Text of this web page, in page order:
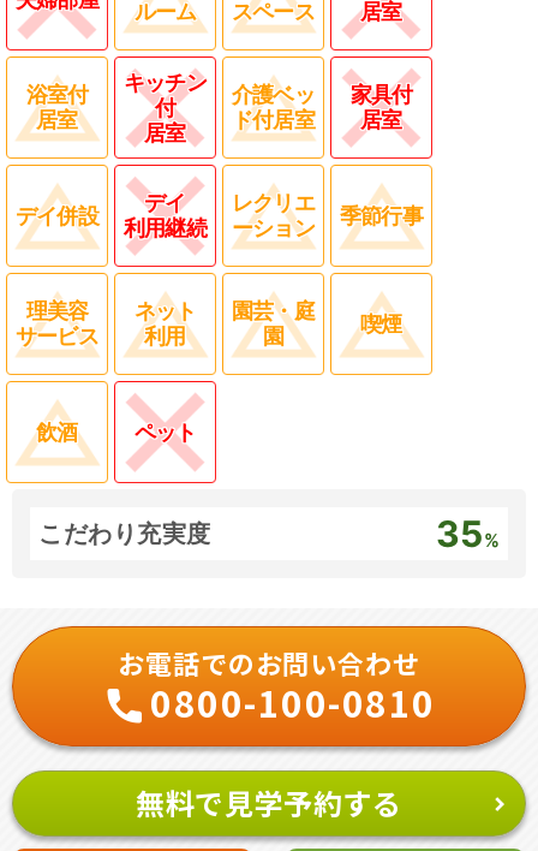
ルーム スペース 居室
浴室付
居室
キッチン
付
居室
介護ベッ
ド付居室
家具付
居室
デイ併設
デイ
利用継続
レクリエ
ーション
季節行事
理美容
サービス
ネット
利用
園芸・庭
園
喫煙
飲酒 ペット
こだわり充実度 35%
お電話でのお問い合わせ
0800-100-0810
無料で見学予約する